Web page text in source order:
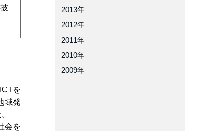
を
域発
会を
2013年
2012年
2011年
2010年
2009年